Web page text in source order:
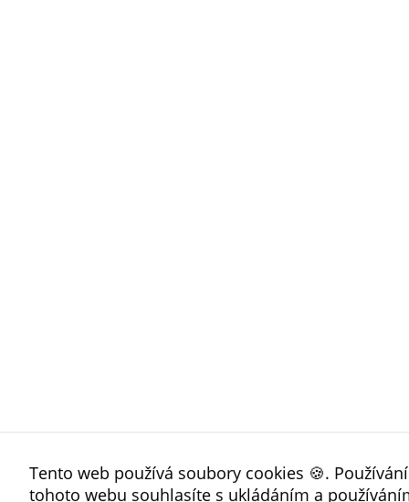
Tento web používá soubory cookies 🍪.
tohoto webu souhlasíte s ukládáním a